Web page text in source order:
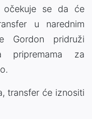
se da će
u narednim
Gordon pridruži
pripremama za
transfer će iznositi